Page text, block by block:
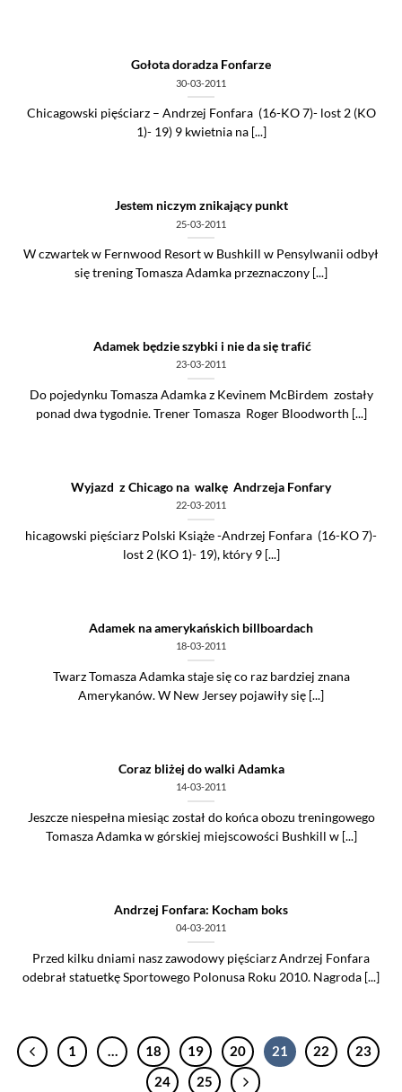
Gołota doradza Fonfarze
30-03-2011
Chicagowski pięściarz – Andrzej Fonfara (16-KO 7)- lost 2 (KO
1)- 19) 9 kwietnia na [...]
Jestem niczym znikający punkt
25-03-2011
W czwartek w Fernwood Resort w Bushkill w Pensylwanii odbył
się trening Tomasza Adamka przeznaczony [...]
Adamek będzie szybki i nie da się trafić
23-03-2011
Do pojedynku Tomasza Adamka z Kevinem McBirdem zostały
ponad dwa tygodnie. Trener Tomasza Roger Bloodworth [...]
Wyjazd z Chicago na walkę Andrzeja Fonfary
22-03-2011
hicagowski pięściarz Polski Książe -Andrzej Fonfara (16-KO 7)-
lost 2 (KO 1)- 19), który 9 [...]
Adamek na amerykańskich billboardach
18-03-2011
Twarz Tomasza Adamka staje się co raz bardziej znana
Amerykanów. W New Jersey pojawiły się [...]
Coraz bliżej do walki Adamka
14-03-2011
Jeszcze niespełna miesiąc został do końca obozu treningowego
Tomasza Adamka w górskiej miejscowości Bushkill w [...]
Andrzej Fonfara: Kocham boks
04-03-2011
Przed kilku dniami nasz zawodowy pięściarz Andrzej Fonfara
odebrał statuetkę Sportowego Polonusa Roku 2010. Nagroda [...]
1 … 18 19 20 21 22
23
24
25